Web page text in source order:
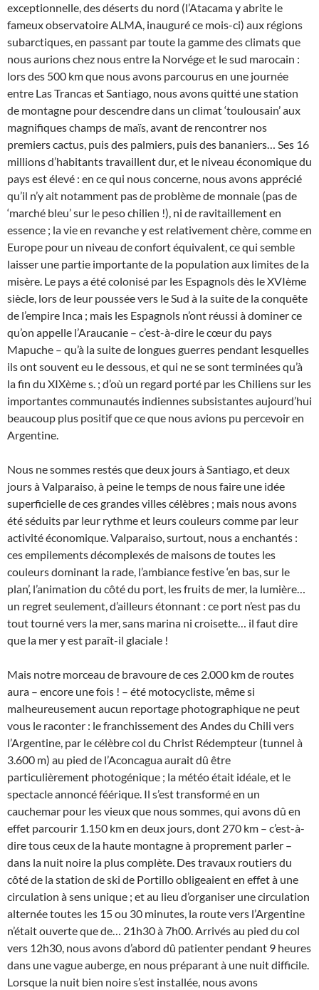
exceptionnelle, des déserts du nord (l’Atacama y abrite le
fameux observatoire ALMA, inauguré ce mois-ci) aux régions
subarctiques, en passant par toute la gamme des climats que
nous aurions chez nous entre la Norvége et le sud marocain :
lors des 500 km que nous avons parcourus en une journée
entre Las Trancas et Santiago, nous avons quitté une station
de montagne pour descendre dans un climat ‘toulousain’ aux
magnifiques champs de maïs, avant de rencontrer nos
premiers cactus, puis des palmiers, puis des bananiers… Ses 16
millions d’habitants travaillent dur, et le niveau économique du
pays est élevé : en ce qui nous concerne, nous avons apprécié
qu’il n’y ait notamment pas de problème de monnaie (pas de
‘marché bleu’ sur le peso chilien !), ni de ravitaillement en
essence ; la vie en revanche y est relativement chère, comme en
Europe pour un niveau de confort équivalent, ce qui semble
laisser une partie importante de la population aux limites de la
misère. Le pays a été colonisé par les Espagnols dès le XVIème
siècle, lors de leur poussée vers le Sud à la suite de la conquête
de l’empire Inca ; mais les Espagnols n’ont réussi à dominer ce
qu’on appelle l’Araucanie – c’est-à-dire le cœur du pays
Mapuche – qu’à la suite de longues guerres pendant lesquelles
ils ont souvent eu le dessous, et qui ne se sont terminées qu’à
la fin du XIXème s. ; d’où un regard porté par les Chiliens sur les
importantes communautés indiennes subsistantes aujourd’hui
beaucoup plus positif que ce que nous avions pu percevoir en
Argentine.
Nous ne sommes restés que deux jours à Santiago, et deux
jours à Valparaiso, à peine le temps de nous faire une idée
superficielle de ces grandes villes célèbres ; mais nous avons
été séduits par leur rythme et leurs couleurs comme par leur
activité économique. Valparaiso, surtout, nous a enchantés :
ces empilements décomplexés de maisons de toutes les
couleurs dominant la rade, l’ambiance festive ‘en bas, sur le
plan’, l’animation du côté du port, les fruits de mer, la lumière…
un regret seulement, d’ailleurs étonnant : ce port n’est pas du
tout tourné vers la mer, sans marina ni croisette… il faut dire
que la mer y est paraît-il glaciale !
Mais notre morceau de bravoure de ces 2.000 km de routes
aura – encore une fois ! – été motocycliste, même si
malheureusement aucun reportage photographique ne peut
vous le raconter : le franchissement des Andes du Chili vers
l’Argentine, par le célèbre col du Christ Rédempteur (tunnel à
3.600 m) au pied de l’Aconcagua aurait dû être
particulièrement photogénique ; la météo était idéale, et le
spectacle annoncé féérique. Il s’est transformé en un
cauchemar pour les vieux que nous sommes, qui avons dû en
effet parcourir 1.150 km en deux jours, dont 270 km – c’est-à-
dire tous ceux de la haute montagne à proprement parler –
dans la nuit noire la plus complète. Des travaux routiers du
côté de la station de ski de Portillo obligeaient en effet à une
circulation à sens unique ; et au lieu d’organiser une circulation
alternée toutes les 15 ou 30 minutes, la route vers l’Argentine
n’était ouverte que de… 21h30 à 7h00. Arrivés au pied du col
vers 12h30, nous avons d’abord dû patienter pendant 9 heures
dans une vague auberge, en nous préparant à une nuit difficile.
Lorsque la nuit bien noire s’est installée, nous avons